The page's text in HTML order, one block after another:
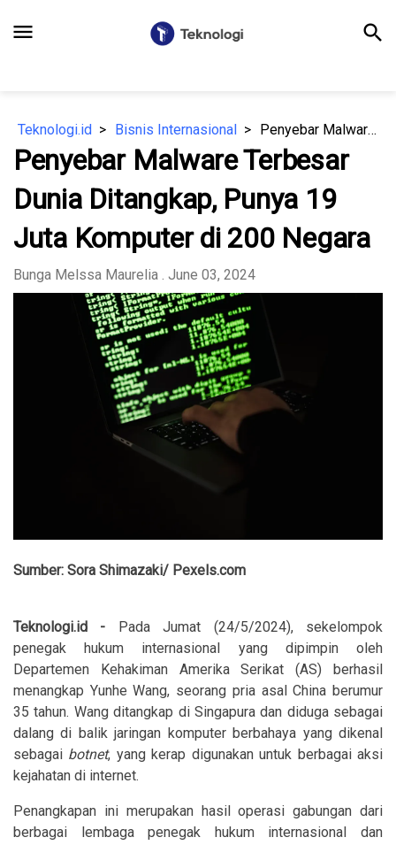
menu search
Teknologi.id Bisnis Internasional Penyebar Malware Terbesar Dunia Ditangkap, Punya 19 Juta Komputer di 200 Negara
Penyebar Malware Terbesar
Dunia Ditangkap, Punya 19
Juta Komputer di 200 Negara
Bunga Melssa Maurelia . June 03, 2024
Sumber: Sora Shimazaki/ Pexels.com
Teknologi.id - Pada Jumat (24/5/2024), sekelompok
penegak hukum internasional yang dipimpin oleh
Departemen Kehakiman Amerika Serikat (AS) berhasil
menangkap Yunhe Wang, seorang pria asal China berumur
35 tahun. Wang ditangkap di Singapura dan diduga sebagai
dalang di balik jaringan komputer berbahaya yang dikenal
sebagai botnet, yang kerap digunakan untuk berbagai aksi
kejahatan di internet.
Penangkapan ini merupakan hasil operasi gabungan dari
berbagai lembaga penegak hukum internasional dan